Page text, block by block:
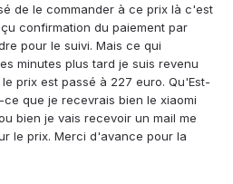
de le commander à ce prix là c'est
confirmation du paiement par
pour le suivi. Mais ce qui
minutes plus tard je suis revenu
prix est passé à 227 euro. Qu'Est-
que je recevrais bien le xiaomi
bien je vais recevoir un mail me
le prix. Merci d'avance pour la